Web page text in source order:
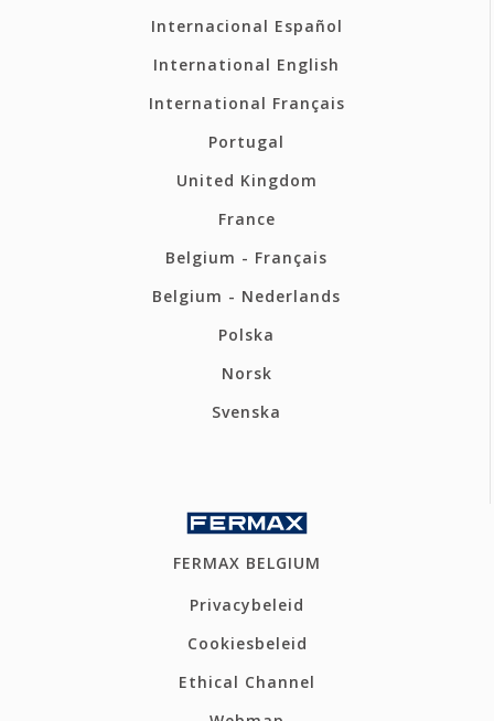
Internacional Español
International English
International Français
Portugal
United Kingdom
France
Belgium - Français
Belgium - Nederlands
Polska
Norsk
Svenska
FERMAX BELGIUM
Privacybeleid
Cookiesbeleid
Ethical Channel